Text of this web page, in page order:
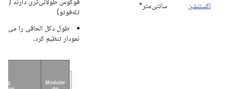
اکستنشن
سانتی‌متر*
تله‌فوتو)
طول دکل الحاقی را
نمودار تنظیم کرد.